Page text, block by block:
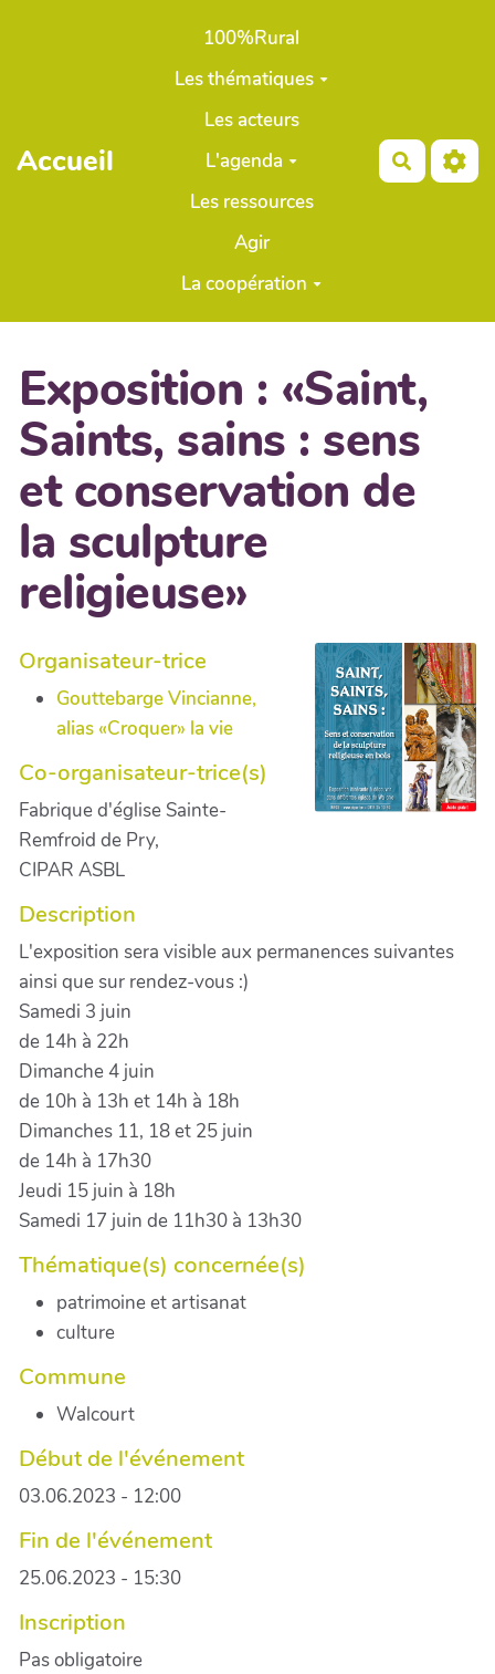
Aller au contenu principal
Accueil
100%Rural
Les thématiques
Les acteurs
L'agenda
Les ressources
Agir
La coopération
Exposition : «Saint,
Saints, sains : sens
et conservation de
la sculpture
religieuse»
Organisateur-trice
Gouttebarge Vincianne,
alias «Croquer» la vie
Co-organisateur-trice(s)
Fabrique d'église Sainte-
Remfroid de Pry,
CIPAR ASBL
Description
L'exposition sera visible aux permanences suivantes
ainsi que sur rendez-vous :)
Samedi 3 juin
de 14h à 22h
Dimanche 4 juin
de 10h à 13h et 14h à 18h
Dimanches 11, 18 et 25 juin
de 14h à 17h30
Jeudi 15 juin à 18h
Samedi 17 juin de 11h30 à 13h30
Thématique(s) concernée(s)
patrimoine et artisanat
culture
Commune
Walcourt
Début de l'événement
03.06.2023 - 12:00
Fin de l'événement
25.06.2023 - 15:30
Inscription
Pas obligatoire